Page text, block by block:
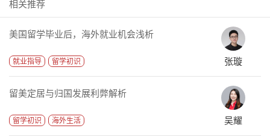
相关推荐
美国留学毕业后，海外就业机会浅析
就业指导 留学初识 张璇
留美定居与归国发展利弊解析
留学初识 海外生活 吴耀